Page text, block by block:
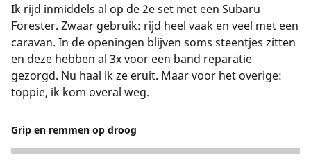
Ik rijd inmiddels al op de 2e set met een Subaru
Forester. Zwaar gebruik: rijd heel vaak en veel met een
caravan. In de openingen blijven soms steentjes zitten
en deze hebben al 3x voor een band reparatie
gezorgd. Nu haal ik ze eruit. Maar voor het overige:
toppie, ik kom overal weg.
Grip en remmen op droog
5